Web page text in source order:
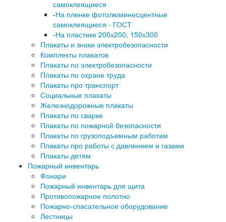
самоклеящиеся
-На пленке фотолюминесцентные
самоклеящиеся - ГОСТ
-На пластике 200х200, 150х300
Плакаты и знаки электробезопасности
Комплекты плакатов
Плакаты по электробезопасности
Плакаты по охране труда
Плакаты про транспорт
Социальные плакаты
Железнодорожные плакаты
Плакаты по сварке
Плакаты по пожарной безопасности
Плакаты по грузоподъемным работам
Плакаты про работы с давлением и газами
Плакаты детям
Пожарный инвентарь
Фонари
Пожарный инвентарь для щита
Противопожарное полотно
Пожарно-спасательное оборудование
Лестницы